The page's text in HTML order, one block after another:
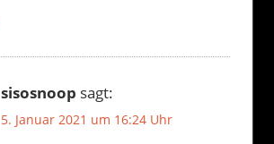
sisosnoop sagt:
5. Januar 2021 um 16:24 Uhr